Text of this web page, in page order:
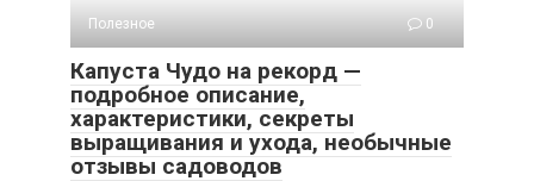
Полезное
0
Капуста Чудо на рекорд —
подробное описание,
характеристики, секреты
выращивания и ухода, необычные
отзывы садоводов